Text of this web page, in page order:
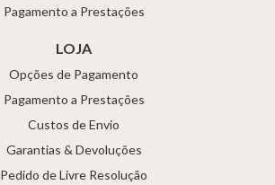
Pagamento a Prestações
LOJA
Opções de Pagamento
Pagamento a Prestações
Custos de Envio
Garantias & Devoluções
Pedido de Livre Resolução